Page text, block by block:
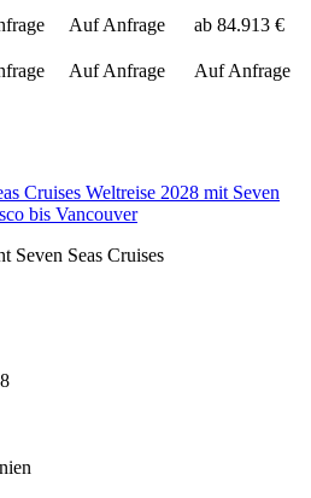
Auf Anfrage ab 84.913 €
Auf Anfrage
Auf Anfrage
Cruises Weltreise 2028 mit Seven
bis Vancouver
Seven Seas Cruises